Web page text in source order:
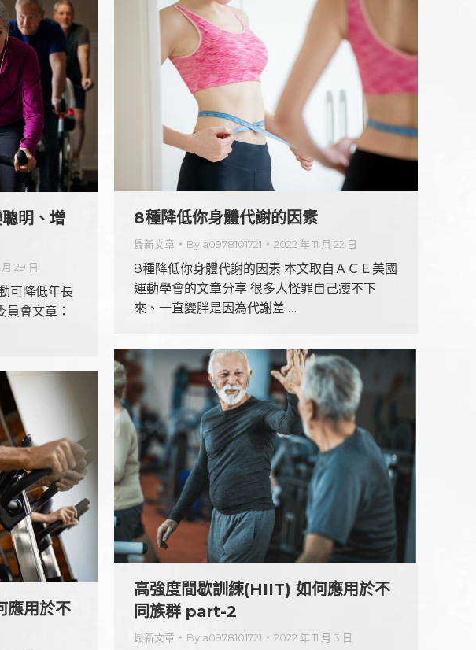
明、增
月 29 日
可降低年長
會文章：
8種降低你身體代謝的因素
最新文章 By a0978101721 2022 年 11 月 22 日
8種降低你身體代謝的因素 本文取自ＡＣＥ美國
運動學會的文章分享 很多人怪罪自己瘦不下
來、一直變胖是因為代謝差 …
高強度間歇訓練(HIIT) 如何應用於不
同族群 part-2
最新文章 By a0978101721 2022 年 11 月 3 日
應用於不